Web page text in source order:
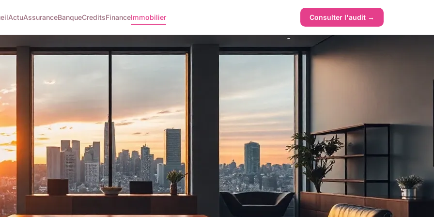
ActuAssuranceBanqueCreditsFinanceImmobilier Consulter l'audit →